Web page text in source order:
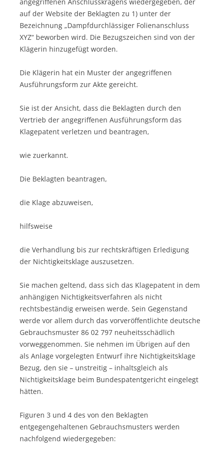
auf der Website der Beklagten zu 1) unter der
Bezeichnung „Dampfdurchlässiger Folienanschluss
XYZ“ beworben wird. Die Bezugszeichen sind von der
Klägerin hinzugefügt worden.
Die Klägerin hat ein Muster der angegriffenen
Ausführungsform zur Akte gereicht.
Sie ist der Ansicht, dass die Beklagten durch den
Vertrieb der angegriffenen Ausführungsform das
Klagepatent verletzen und beantragen,
wie zuerkannt.
Die Beklagten beantragen,
die Klage abzuweisen,
hilfsweise
die Verhandlung bis zur rechtskräftigen Erledigung
der Nichtigkeitsklage auszusetzen.
Sie machen geltend, dass sich das Klagepatent in dem
anhängigen Nichtigkeitsverfahren als nicht
rechtsbeständig erweisen werde. Sein Gegenstand
werde vor allem durch das vorveröffentlichte deutsche
Gebrauchsmuster 86 02 797 neuheitsschädlich
vorweggenommen. Sie nehmen im Übrigen auf den
als Anlage vorgelegten Entwurf ihre Nichtigkeitsklage
Bezug, den sie – unstreitig – inhaltsgleich als
Nichtigkeitsklage beim Bundespatentgericht eingelegt
hätten.
Figuren 3 und 4 des von den Beklagten
entgegengehaltenen Gebrauchsmusters werden
nachfolgend wiedergegeben: